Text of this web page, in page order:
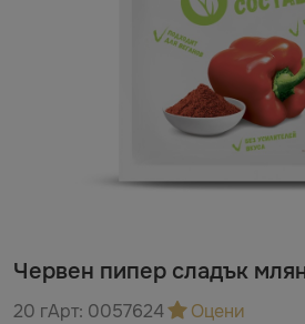
Червен пипер сладък
20 гАрт: 0057624 Оцени